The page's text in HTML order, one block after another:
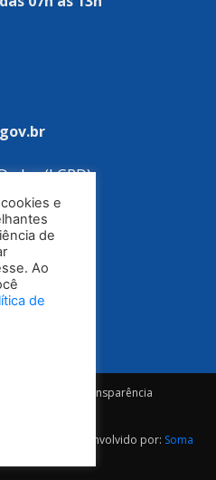
(LGPD)
Portal da Transparência
2028 | Desenvolvido por: Soma
e
de
Ao
de